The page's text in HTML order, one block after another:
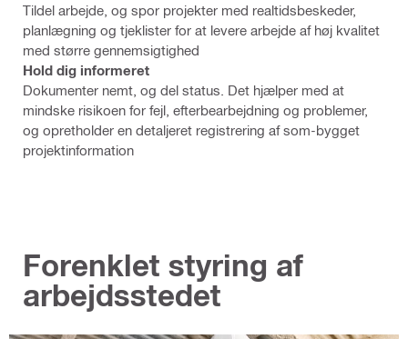
Tildel arbejde, og spor projekter med realtidsbeskeder,
planlægning og tjeklister for at levere arbejde af høj kvalitet
med større gennemsigtighed
Hold dig informeret
Dokumenter nemt, og del status. Det hjælper med at
mindske risikoen for fejl, efterbearbejdning og problemer,
og opretholder en detaljeret registrering af som-bygget
projektinformation
Forenklet styring af
arbejdsstedet